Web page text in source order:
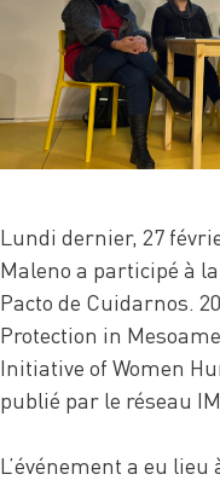
Lundi dernier, 27
Maleno a participé à
Pacto de Cuidarnos.
Protection in
Initiative of Women
publié par le réseau
L’événement a eu lieu